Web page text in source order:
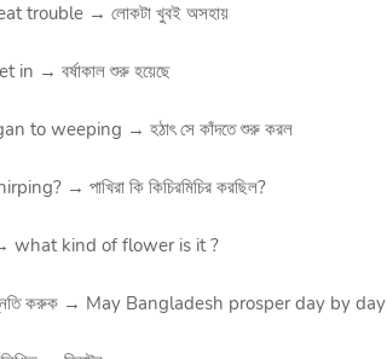
trouble → লোকটা খুবই অসহায়
→ বর্ষাকাল শুরু হয়েছে
to weeping → হঠাৎ সে কাঁদতে শুরু করল
→ পাখিরা কি কিচিরমিচির করছিল?
→ what kind of flower is it ?
উন্নতি করুক → May Bangladesh prosper day by day